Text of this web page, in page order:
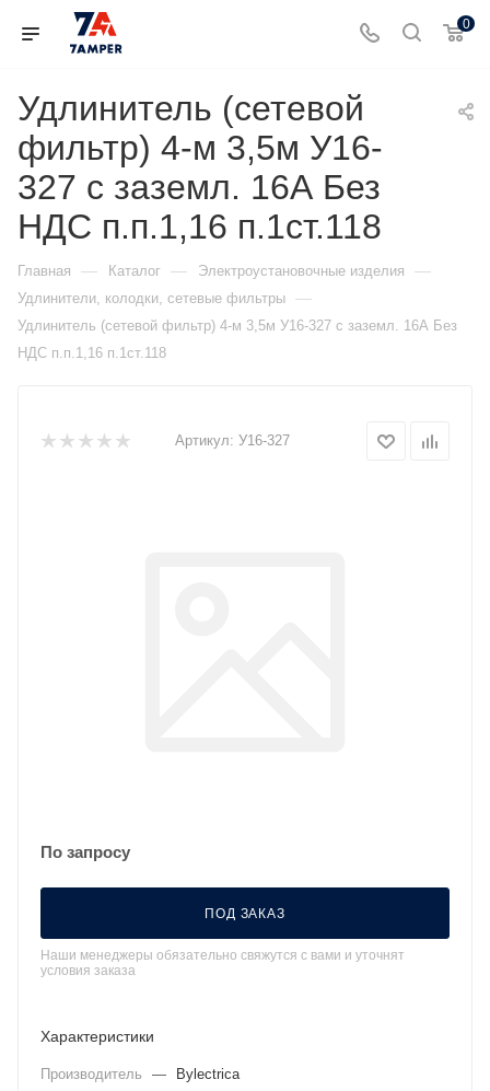
0
Удлинитель (сетевой
фильтр) 4-м 3,5м У16-
327 с заземл. 16А Без
НДС п.п.1,16 п.1ст.118
Главная — Каталог — Электроустановочные изделия —
Удлинители, колодки, сетевые фильтры —
Удлинитель (сетевой фильтр) 4-м 3,5м У16-327 с заземл. 16А Без
НДС п.п.1,16 п.1ст.118
Артикул: У16-327
По запросу
ПОД ЗАКАЗ
Наши менеджеры обязательно свяжутся с вами и уточнят
условия заказа
Характеристики
Производитель —
Bylectrica